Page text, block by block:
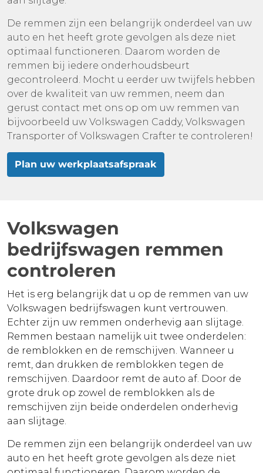
De remmen zijn een belangrijk onderdeel van uw
auto en het heeft grote gevolgen als deze niet
optimaal functioneren. Daarom worden de
remmen bij iedere onderhoudsbeurt
gecontroleerd. Mocht u eerder uw twijfels hebben
over de kwaliteit van uw remmen, neem dan
gerust contact met ons op om uw remmen van
bijvoorbeeld uw Volkswagen Caddy, Volkswagen
Transporter of Volkswagen Crafter te controleren!
Plan uw werkplaatsafspraak
Volkswagen
bedrijfswagen remmen
controleren
Het is erg belangrijk dat u op de remmen van uw
Volkswagen bedrijfswagen kunt vertrouwen.
Echter zijn uw remmen onderhevig aan slijtage.
Remmen bestaan namelijk uit twee onderdelen:
de remblokken en de remschijven. Wanneer u
remt, dan drukken de remblokken tegen de
remschijven. Daardoor remt de auto af. Door de
grote druk op zowel de remblokken als de
remschijven zijn beide onderdelen onderhevig
aan slijtage.
De remmen zijn een belangrijk onderdeel van uw
auto en het heeft grote gevolgen als deze niet